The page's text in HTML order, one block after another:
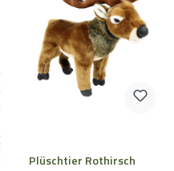
Plüschtier Rothirsch